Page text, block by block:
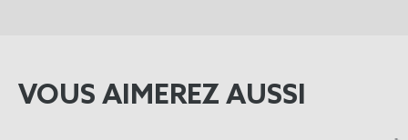
VOUS AIMEREZ AUSSI